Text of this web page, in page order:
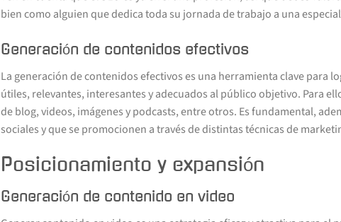
bien como alguien que dedica toda su jornada de trabajo a una
Generación de contenidos efectivos
La generación de contenidos efectivos es una herramienta clave para
útiles, relevantes, interesantes y adecuados al público objetivo. Para
de blog, videos, imágenes y podcasts, entre otros. Es fundamental,
sociales y que se promocionen a través de distintas técnicas de
Posicionamiento y expansión
Generación de contenido en video